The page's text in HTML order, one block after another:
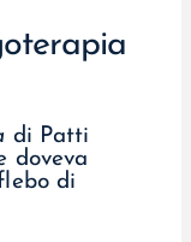
di Patti
doveva
di